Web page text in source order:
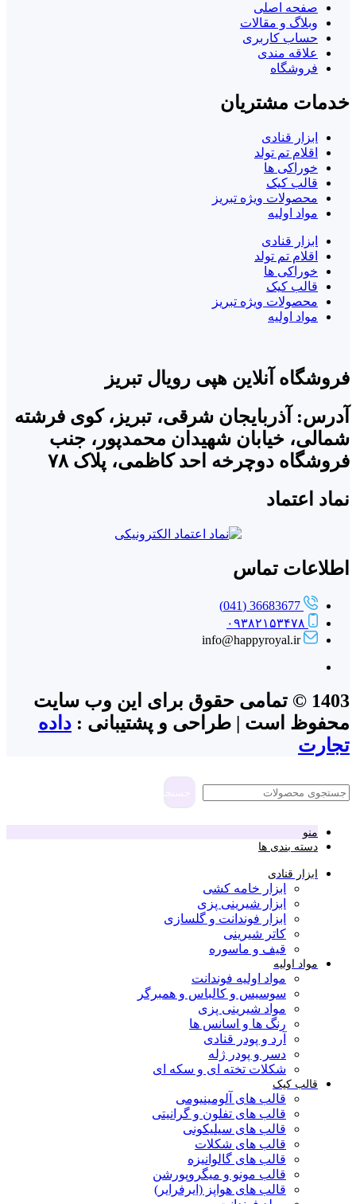
صفحه اصلی
وبلاگ و مقالات
حساب کاربری
علاقه مندی
فروشگاه
مشتریان
ابزار قنادی
اقلام تم تولد
خوراکی ها
قالب کیک
محصولات ویژه تبریز
مواد اولیه
ابزار قنادی
اقلام تم تولد
خوراکی ها
قالب کیک
محصولات ویژه تبریز
مواد اولیه
آنلاین هپی رویال تبریز
آذربایجان شرقی، تبریز، کوی فرشته
خیابان شهیدان محمدپور، جنب
دوچرخه احد کاظمی، پلاک ۷۸
اعتماد
تماس
36683677 (041)
۰۹۳۸۲۱۵۳۴۷۸
info@happyroyal.ir
1403 © تمامی حقوق برای این وب سایت
است | طراحی و پشتیبانی :داده
منو
دسته بندی ها
ابزار قنادی
ابزار خامه کشی
ابزار شیرینی پزی
ابزار فوندانت و گلسازی
کاتر شیرینی
قیف و ماسوره
مواد اولیه
مواد اولیه فوندانت
سوسیس و کالباس و همبرگر
مواد شیرینی پزی
رنگ ها و اسانس ها
آرد و پودر قنادی
دسر و پودر ژله
شکلات تخته ای و سکه ای
قالب کیک
قالب های آلومینیومی
قالب های تفلون و گرانیتی
قالب های سیلیکونی
قالب های شکلات
قالب های گالوانیزه
قالب مونو و میگروپورشن
قالب های هواپز (ایرفرایر)